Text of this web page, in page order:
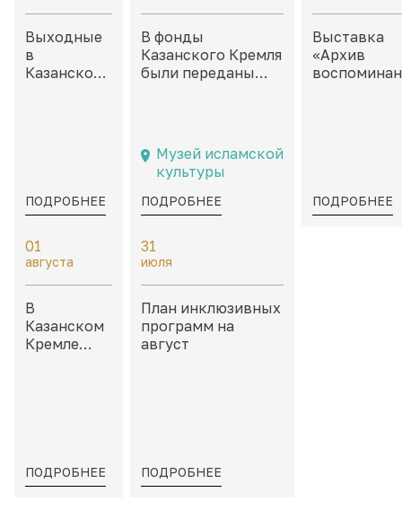
Выходные
в
Казанском
ПОДРОБНЕЕ
В фонды
Казанского Кремля
были переданы
Казани и
татарской
культуре
Музей исламской
культуры
ПОДРОБНЕЕ
Выставка
«Архив
ПОДРОБНЕЕ
01
августа
В
Казанском
Кремле
ПОДРОБНЕЕ
31
июля
План инклюзивных
программ на
август
ПОДРОБНЕЕ